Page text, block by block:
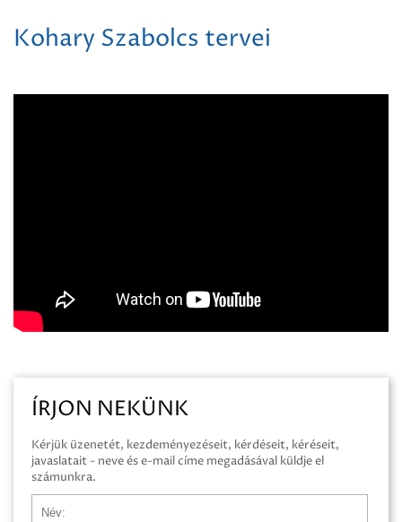
Kohary Szabolcs tervei
ÍRJON NEKÜNK
Kérjük üzenetét, kezdeményezéseit, kérdéseit, kéréseit,
javaslatait - neve és e-mail címe megadásával küldje el
számunkra.